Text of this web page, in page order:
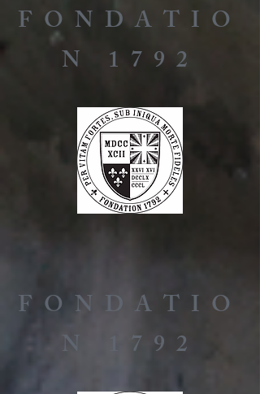
FONDATIO
N 1792
FONDATIO
N 1792